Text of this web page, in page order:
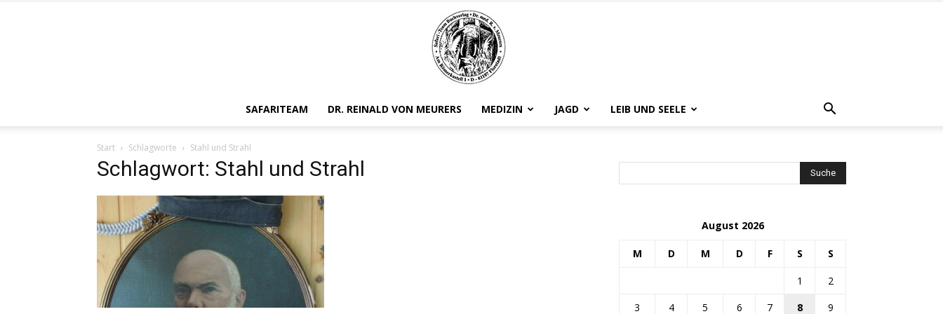
SAFARITEAM DR. REINALD VON MEURERS MEDIZIN JAGD LEIB UND SEELE
Start Schlagworte Stahl und Strahl
Schlagwort: Stahl und Strahl
August 2026
M D M D F S S
1
2
3
4 5 6 7 8 9